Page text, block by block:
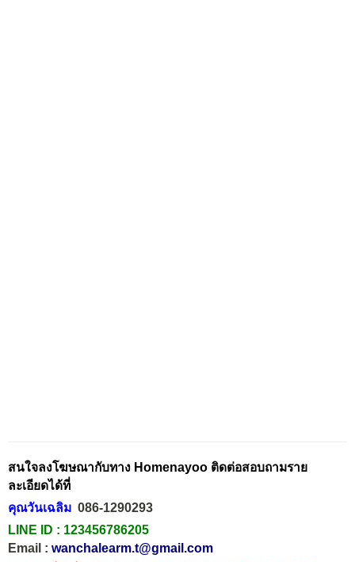
สนใจลงโฆษณากับทาง Homenayoo ติดต่อสอบถามราย
ละเอียดได้ที่
คุณวันเฉลิม 086-1290293
LINE ID : 123456786205
Email : wanchalearm.t@gmail.com